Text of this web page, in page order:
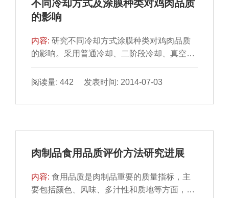
不同冷却方式及涂膜种类对鸡肉品质
的影响
内容:研究不同冷却方式涂膜种类对鸡肉品质
的影响。采用普通冷却、二阶段冷却、真空冷
却3 种不同冷却方式 对海藻酸钠及壳聚糖涂膜
鸡肉进行处理...
阅读量: 442 发表时间: 2014-07-03
肉制品食用品质评价方法研究进展
内容:食用品质是肉制品重要的质量指标，主
要包括颜色、风味、多汁性和质地等方面，其